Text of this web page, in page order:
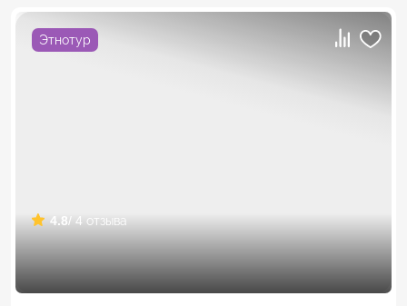
Этнотур
4.8/ 4 отзыва